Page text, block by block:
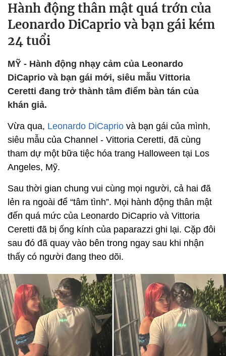
Hành động thân mật quá trớn của
Leonardo DiCaprio và bạn gái kém
24 tuổi
MỸ - Hành động nhạy cảm của Leonardo
DiCaprio và bạn gái mới, siêu mẫu Vittoria
Ceretti đang trở thành tâm điểm bàn tán của
khán giả.
Vừa qua, Leonardo DiCaprio và bạn gái của mình,
siêu mẫu của Channel - Vittoria Ceretti, đã cùng
tham dự một bữa tiệc hóa trang Halloween tại Los
Angeles, Mỹ.
Sau thời gian chung vui cùng mọi người, cả hai đã
lẻn ra ngoài để “tâm tình”. Mọi hành động thân mật
đến quá mức của Leonardo DiCaprio và Vittoria
Ceretti đã bị ống kính của paparazzi ghi lại. Cặp đôi
sau đó đã quay vào bên trong ngay sau khi nhận
thấy có người đang theo dõi.